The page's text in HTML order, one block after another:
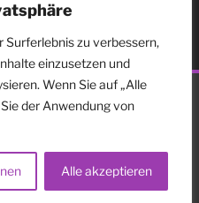
zu verbessern,
einzusetzen und
Wenn Sie auf „Alle
der Anwendung von
Alle akzeptieren
YouTube
& Datenschutz